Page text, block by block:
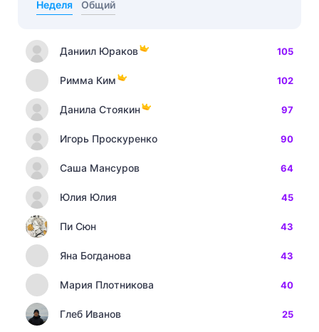
Неделя Общий
Даниил Юраков 105
Римма Ким 102
Данила Стоякин 97
Игорь Проскуренко 90
Саша Мансуров 64
Юлия Юлия 45
Пи Сюн 43
Яна Богданова 43
Мария Плотникова 40
Глеб Иванов 25